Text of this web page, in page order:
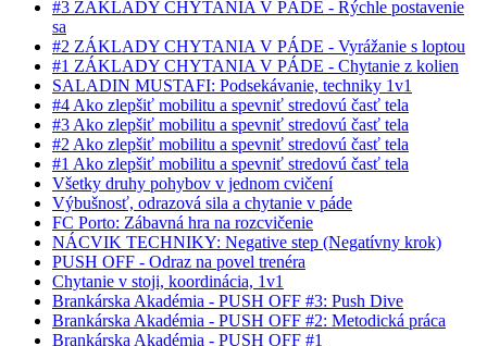
#3 ZÁKLADY CHYTANIA V PÁDE - Rýchle postavenie
sa
#2 ZÁKLADY CHYTANIA V PÁDE - Vyrážanie s loptou
#1 ZÁKLADY CHYTANIA V PÁDE - Chytanie z kolien
SALADIN MUSTAFI: Podsekávanie, techniky 1v1
#4 Ako zlepšiť mobilitu a spevniť stredovú časť tela
#3 Ako zlepšiť mobilitu a spevniť stredovú časť tela
#2 Ako zlepšiť mobilitu a spevniť stredovú časť tela
#1 Ako zlepšiť mobilitu a spevniť stredovú časť tela
Všetky druhy pohybov v jednom cvičení
Výbušnosť, odrazová sila a chytanie v páde
FC Porto: Zábavná hra na rozcvičenie
NÁCVIK TECHNIKY: Negative step (Negatívny krok)
PUSH OFF - Odraz na povel trenéra
Chytanie v stoji, koordinácia, 1v1
Brankárska Akadémia - PUSH OFF #3: Push Dive
Brankárska Akadémia - PUSH OFF #2: Metodická práca
Brankárska Akadémia - PUSH OFF #1